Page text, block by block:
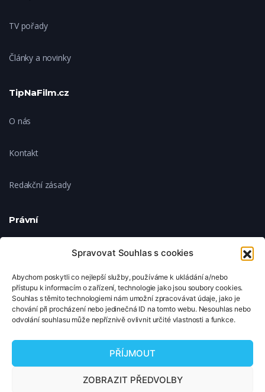
Spravovat Souhlas s cookies
Abychom poskytli co nejlepší služby, používáme k ukládání a/nebo
přístupu k informacím o zařízení, technologie jako jsou soubory cookies.
Souhlas s těmito technologiemi nám umožní zpracovávat údaje, jako je
chování při procházení nebo jedinečná ID na tomto webu. Nesouhlas nebo
odvolání souhlasu může nepříznivě ovlivnit určité vlastnosti a funkce.
PŘÍJMOUT
ZOBRAZIT PŘEDVOLBY
TV pořady
Články a novinky
TipNaFilm.cz
O nás
Kontakt
Redakční zásady
Právní
Ochrana soukromí
Zásady cookies
Nastavení cookies
© 2026 TipNaFilm.cz. Všechna práva vyhrazena.
Copyright © 2026 TipNaFilm.cz. Všechna práva vyhrazena.